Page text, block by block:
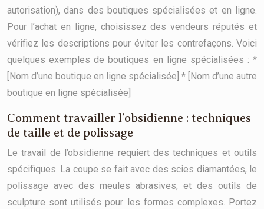
autorisation), dans des boutiques spécialisées et en ligne.
Pour l’achat en ligne, choisissez des vendeurs réputés et
vérifiez les descriptions pour éviter les contrefaçons. Voici
quelques exemples de boutiques en ligne spécialisées : *
[Nom d’une boutique en ligne spécialisée] * [Nom d’une autre
boutique en ligne spécialisée]
Comment travailler l’obsidienne : techniques
de taille et de polissage
Le travail de l’obsidienne requiert des techniques et outils
spécifiques. La coupe se fait avec des scies diamantées, le
polissage avec des meules abrasives, et des outils de
sculpture sont utilisés pour les formes complexes. Portez